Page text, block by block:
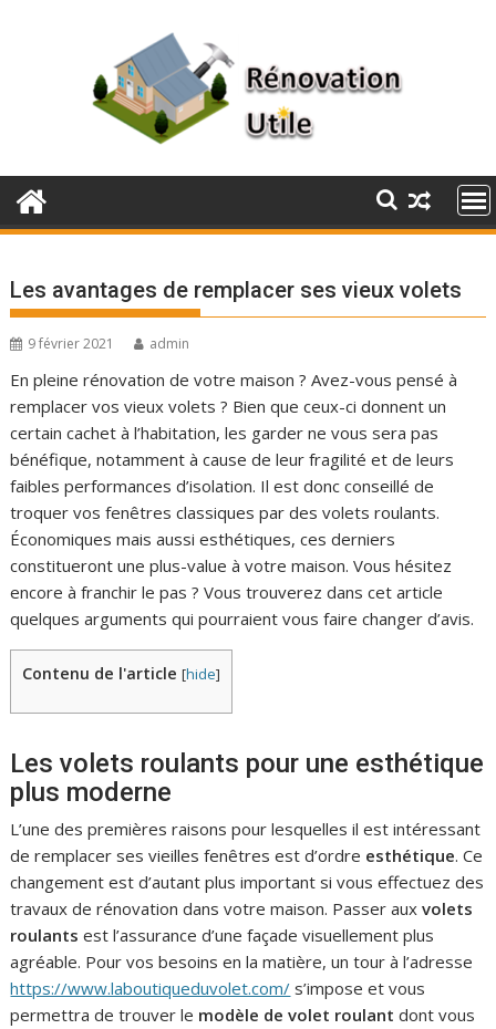
Les avantages de remplacer ses vieux volets
9 février 2021 admin
En pleine rénovation de votre maison ? Avez-vous pensé à
remplacer vos vieux volets ? Bien que ceux-ci donnent un
certain cachet à l’habitation, les garder ne vous sera pas
bénéfique, notamment à cause de leur fragilité et de leurs
faibles performances d’isolation. Il est donc conseillé de
troquer vos fenêtres classiques par des volets roulants.
Économiques mais aussi esthétiques, ces derniers
constitueront une plus-value à votre maison. Vous hésitez
encore à franchir le pas ? Vous trouverez dans cet article
quelques arguments qui pourraient vous faire changer d’avis.
Contenu de l'article [hide]
Les volets roulants pour une esthétique
plus moderne
L’une des premières raisons pour lesquelles il est intéressant
de remplacer ses vieilles fenêtres est d’ordre esthétique. Ce
changement est d’autant plus important si vous effectuez des
travaux de rénovation dans votre maison. Passer auxvolets
roulants est l’assurance d’une façade visuellement plus
agréable. Pour vos besoins en la matière, un tour à l’adresse
https://www.laboutiqueduvolet.com/ s’impose et vous
permettra de trouver le modèle de volet roulant dont vous